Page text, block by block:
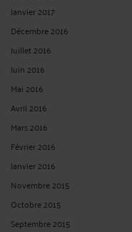
Janvier 2017
Décembre 2016
Juillet 2016
Juin 2016
Mai 2016
Avril 2016
Mars 2016
Février 2016
Janvier 2016
Novembre 2015
Octobre 2015
Septembre 2015